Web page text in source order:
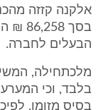
בסך
הבעלים לחברה.
מלכתחילה,
בלבד, וכי
בסיס מזומן.